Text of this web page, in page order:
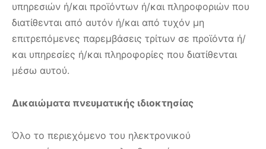
υπηρεσιών ή/και προϊόντων ή/και πληροφοριών που
διατίθενται από αυτόν ή/και από τυχόν μη
επιτρεπόμενες παρεμβάσεις τρίτων σε προϊόντα ή/
και υπηρεσίες ή/και πληροφορίες που διατίθενται
μέσω αυτού.
Δικαιώματα πνευματικής ιδιοκτησίας
Όλο το περιεχόμενο του ηλεκτρονικού